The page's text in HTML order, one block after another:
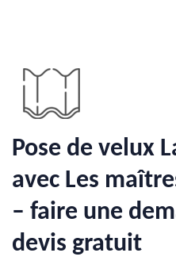
Pose de velux
avec Les
– faire une
devis gratuit